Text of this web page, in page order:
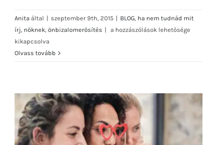
Anita által | szeptember 9th, 2015 | BLOG, ha nem tudnád mit
írj, nőknek, önbizalomerősítés |
Ha
önértékelés
bejegyzéshez
a hozzászólások lehetősége
kikapcsolva
Olvass tovább